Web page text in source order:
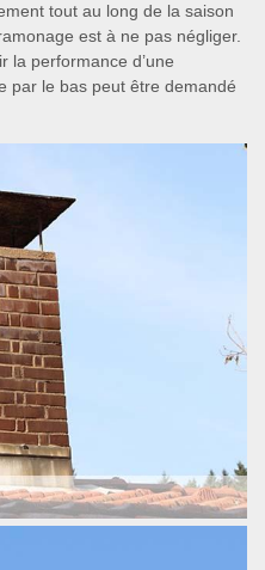
tout au long de la saison
est à ne pas négliger.
la performance d’une
par le bas peut être demandé